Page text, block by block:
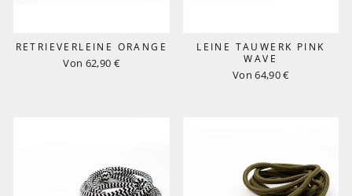
RETRIEVERLEINE ORANGE
Von 62,90 €
LEINE TAUWERK PINK
WAVE
Von 64,90 €